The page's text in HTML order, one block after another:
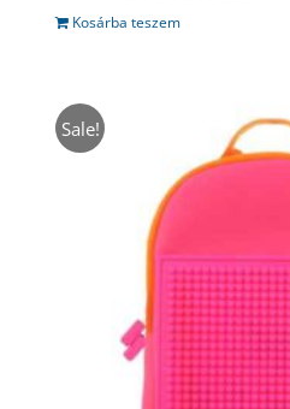
14980 Ft.
Kosárba teszem
Sale!